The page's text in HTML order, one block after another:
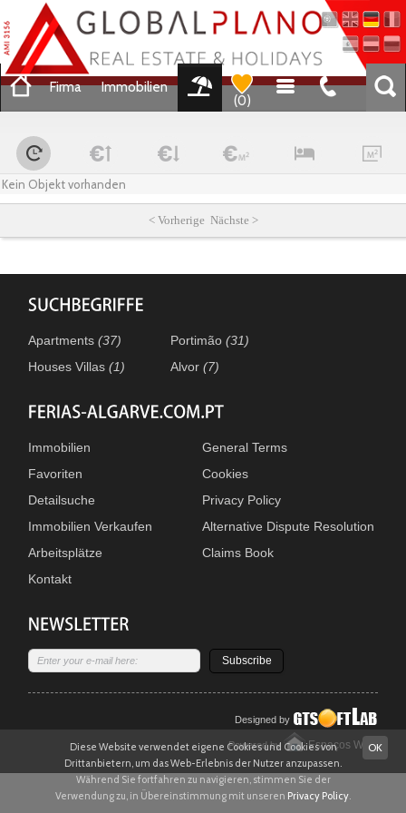
Firma
Immobilien
(0)
Kein Objekt vorhanden
< Vorherige Nächste >
Apartments(37)
Houses Villas(1)
Portimão(31)
Alvor(7)
Immobilien
Favoriten
Detailsuche
Immobilien Verkaufen
Arbeitsplätze
Kontakt
General Terms
Cookies
Privacy Policy
Alternative Dispute Resolution
Claims Book
Subscribe
Designed by
Powered by Espaços WEB
OK
Diese Website verwendet eigene Cookies und Cookies von
Drittanbietern, um das Web-Erlebnis der Nutzer anzupassen.
Während Sie fortfahren zu navigieren, stimmen Sie der
Verwendung zu, in Übereinstimmung mit unseren Privacy Policy.